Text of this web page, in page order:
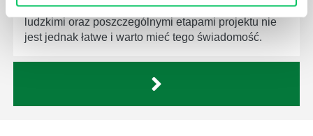
się niezwykle przydatne. Zarządzanie zasobami
ludzkimi oraz poszczególnymi etapami projektu nie
jest jednak łatwe i warto mieć tego świadomość.